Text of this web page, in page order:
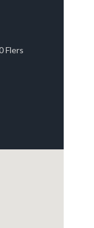
Flers